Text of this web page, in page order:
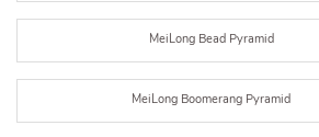
MeiLong Bead Pyramid
MeiLong Boomerang Pyramid